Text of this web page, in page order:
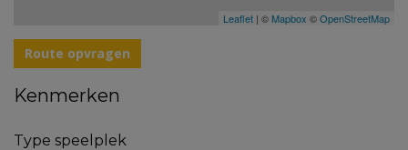
Leaflet | © Mapbox ©OpenStreetMap
Route opvragen
Kenmerken
Type speelplek